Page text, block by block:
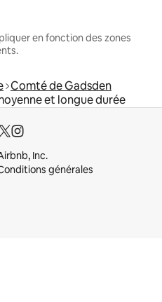
en fonction des zones
Comté de Gadsden
et longue durée
Inc.
générales